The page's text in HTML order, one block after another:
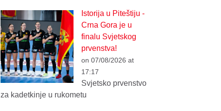
Istorija u Piteštiju -
Crna Gora je u
finalu Svjetskog
prvenstva!
on 07/08/2026 at
17:17
Svjetsko prvenstvo
za kadetkinje u rukometu